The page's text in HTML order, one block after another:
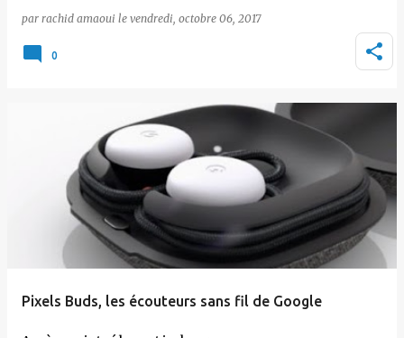
par rachid amaoui le vendredi, octobre 06, 2017
0
Pixels Buds, les écouteurs sans fil de Google